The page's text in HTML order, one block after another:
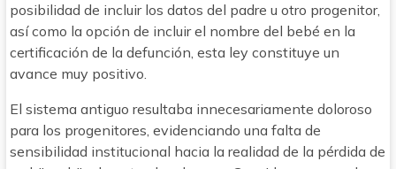
posibilidad de incluir los datos del padre u otro progenitor,
así como la opción de incluir el nombre del bebé en la
certificación de la defunción, esta ley constituye un
avance muy positivo.
El sistema antiguo resultaba innecesariamente doloroso
para los progenitores, evidenciando una falta de
sensibilidad institucional hacia la realidad de la pérdida de